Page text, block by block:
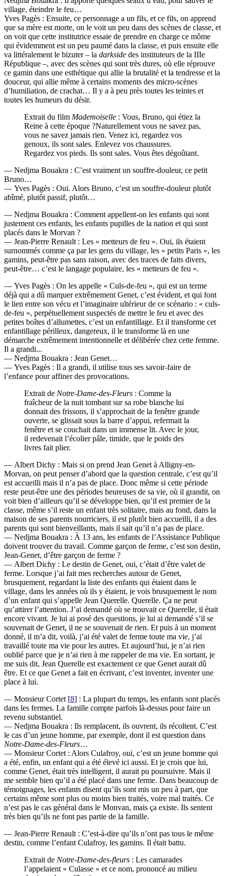
village, éteindre le feu…
Yves Pagès : Ensuite, ce personnage a un fils, et ce fils, on apprend
que sa mère est morte, on le voit un peu dans des scènes de classe, et
on voit que cette institutrice essaie de prendre en charge ce môme
qui évidemment est un peu paumé dans la classe, et puis ensuite elle
va littéralement le bizuter – la darkside des instituteurs de la IIIe
République –, avec des scènes qui sont très dures, où elle réprouve
ce gamin dans une esthétique qui allie la brutalité et la tendresse et la
douceur, qui allie même à certains moments des micro-scènes
d’humiliation, de crachat… Il y a à peu près toutes les teintes et
toutes les humeurs du désir.
Extrait du film Mademoiselle : Vous, Bruno, qui étiez la
Reine à cette époque ?Naturellement vous ne savez pas,
vous ne savez jamais rien. Venez ici, regardez vos
genoux, ils sont sales. Enlevez vos chaussures.
Regardez vos pieds. Ils sont sales. Vous êtes dégoûtant.
— Nedjma Bouakra : C’est vraiment un souffre-douleur, ce petit
Bruno…
— Yves Pagès : Oui. Alors Bruno, c’est un souffre-douleur plutôt
abîmé, plutôt passif, plutôt…
— Nedjma Bouakra : Comment appellent-on les enfants qui sont
justement ces enfants, les enfants pupilles de la nation et qui sont
placés dans le Morvan ?
— Jean-Pierre Renault : Les « metteurs de feu ». Oui, ils étaient
surnommés comme ça par les gens du village, les « petits Paris », les
gamins, peut-être pas sans raison, avec des traces de faits divers,
peut-être… c’est le langage populaire, les « metteurs de feu ».
— Yves Pagès : On les appelle « Culs-de-feu », qui est un terme
déjà qui a dû marquer extrêmement Genet, c’est évident, et qui font
le lien entre son vécu et l’imaginaire ultérieur de ce scénario : « culs-
de-feu », perpétuellement suspectés de mettre le feu et avec des
petites boîtes d’allumettes, c’est un enfantillage. Et il transforme cet
enfantillage périlleux, dangereux, il le transforme là en une
démarche extrêmement intentionnelle et délibérée chez cette femme.
Il a grandi...
— Nedjma Bouakra : Jean Genet…
— Yves Pagès : Il a grandi, il utilise tous ses savoir-faire de
l’enfance pour affiner des provocations.
Extrait de Notre-Dame-des-Fleurs : Comme la
fraîcheur de la nuit tombant sur sa robe blanche lui
donnait des frissons, il s’approchait de la fenêtre grande
ouverte, se glissait sous la barre d’appui, refermait la
fenêtre et se couchait dans un immense lit. Avec le jour,
il redevenait l’écolier pâle, timide, que le poids des
livres fait plier.
— Albert Dichy : Mais si on prend Jean Genet à Alligny-en-
Morvan, on peut penser d’abord que la question centrale, c’est qu’il
est accueilli mais il n’a pas de place. Donc même si cette période
reste peut-être une des périodes heureuses de sa vie, où il grandit, on
voit bien d’ailleurs qu’il se développe bien, qu’il est premier de la
classe, même s’il reste un enfant très solitaire, mais au fond, dans la
maison de ses parents nourriciers, il est plutôt bien accueilli, il a des
parents qui sont bienveillants, mais il sait qu’il n’a pas de place.
— Nedjma Bouakra : À 13 ans, les enfants de l’Assistance Publique
doivent trouver du travail. Comme garçon de ferme, c’est son destin,
Jean-Genet, d’être garçon de ferme ?
— Albert Dichy : Le destin de Genet, oui, c’était d’être valet de
ferme. Lorsque j’ai fait mes recherches autour de Genet,
brusquement, regardant la liste des enfants qui étaient dans le
village, dans les années où ils y étaient, je vois brusquement le nom
d’un enfant qui s’appelle Jean Querelle. Querelle. Ça ne peut
qu’attirer l’attention. J’ai demandé où se trouvait ce Querelle, il était
encore vivant. Je lui ai posé des questions, je lui ai demandé s’il se
souvenait de Genet, il ne se souvenait de rien. Et puis à un moment
donné, il m’a dit, voilà, j’ai été valet de ferme toute ma vie, j’ai
travaillé toute ma vie pour les autres. Et aujourd’hui, je n’ai rien
oublié parce que je n’ai rien à me rappeler de ma vie. En sortant, je
me suis dit, Jean Querelle est exactement ce que Genet aurait dû
être. Et ce que Genet a fait en écrivant, c’est inventer, inventer une
place à lui.
— Monsieur Cortet [8] : La plupart du temps, les enfants sont placés
dans les fermes. La famille compte parfois là-dessus pour faire un
revenu substantiel.
— Nedjma Bouakra : Ils remplacent, ils ouvrent, ils récoltent. C’est
le cas d’un jeune homme, par exemple, dont il est question dans
Notre-Dame-des-Fleurs…
— Monsieur Cortet : Alors Culafroy, oui, c’est un jeune homme qui
a été, enfin, un enfant qui a été élevé ici aussi. Et je crois que lui,
comme Genet, était très intelligent, il aurait pu poursuivre. Mais il
me semble bien qu’il a été placé dans une ferme. Dans beaucoup de
témoignages, les enfants disent qu’ils sont mis un peu à part, que
certains même sont plus ou moins bien traités, voire mal traités. Ce
n’est pas le cas général dans le Monvan, mais ça existe. Ils sentent
très bien qu’ils ne font pas partie de la famille.
— Jean-Pierre Renault : C’est-à-dire qu’ils n’ont pas tous le même
destin, comme l’enfant Culafroy, les gamins. Il était battu.
Extrait de Notre-Dame-des-fleurs : Les camarades
l’appelaient « Culasse » et ce nom, prononcé au milieu